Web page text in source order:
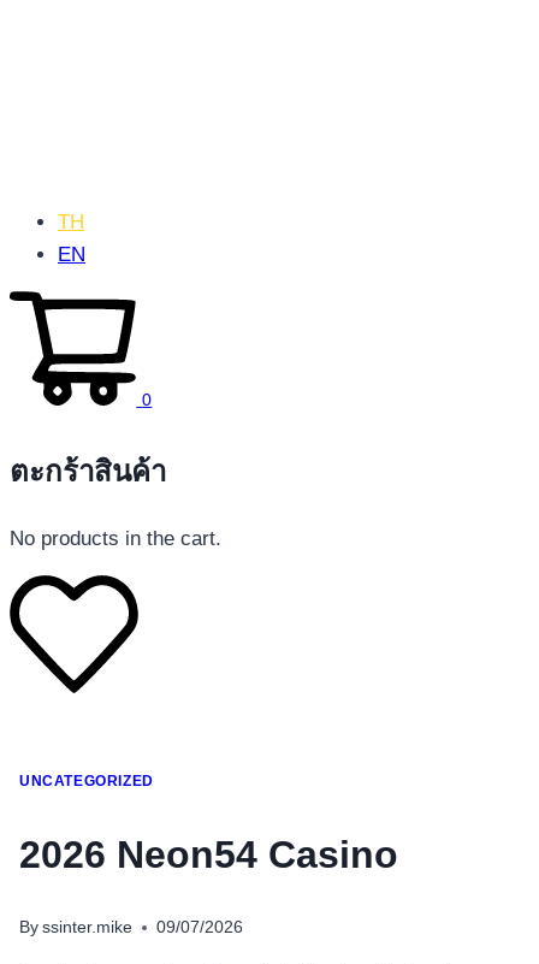
โทรศัพท์มือถือ
อุปกรณ์เสริมโทรศัพท์
TH
EN
0
ตะกร้าสินค้า
No products in the cart.
UNCATEGORIZED
2026 Neon54 Casino
By ssinter.mike 09/07/2026